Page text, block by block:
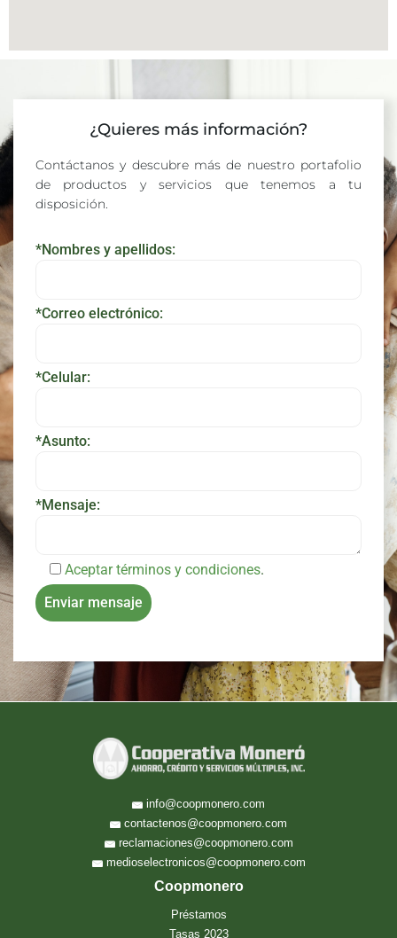
¿Quieres más información?
Contáctanos y descubre más de nuestro portafolio
de productos y servicios que tenemos a tu
disposición.
*Nombres y apellidos:
*Correo electrónico:
*Celular:
*Asunto:
*Mensaje:
Aceptar términos y condiciones.
info@coopmonero.com
contactenos@coopmonero.com
reclamaciones@coopmonero.com
medioselectronicos@coopmonero.com
Coopmonero
Préstamos
Tasas 2023